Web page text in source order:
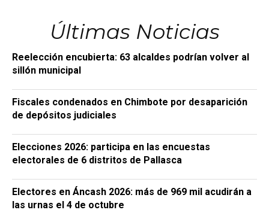
Últimas Noticias
Reelección encubierta: 63 alcaldes podrían volver al
sillón municipal
Fiscales condenados en Chimbote por desaparición
de depósitos judiciales
Elecciones 2026: participa en las encuestas
electorales de 6 distritos de Pallasca
Electores en Áncash 2026: más de 969 mil acudirán a
las urnas el 4 de octubre